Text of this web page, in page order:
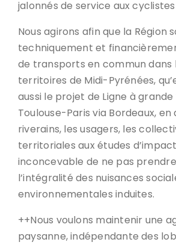
jalonnés de service aux
Nous agirons afin que la Région
techniquement et
de transports en commun dans
territoires de Midi-Pyrénées,
aussi le projet de Ligne à grande
Toulouse-Paris via Bordeaux, en
riverains, les usagers, les
territoriales aux études
inconcevable de ne pas
l’intégralité des nuisances
environnementales induites.
++Nous voulons maintenir une
paysanne, indépendante des